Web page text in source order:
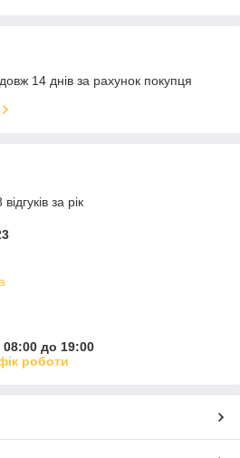
14 днів за рахунок покупця
за рік
до 19:00
роботи